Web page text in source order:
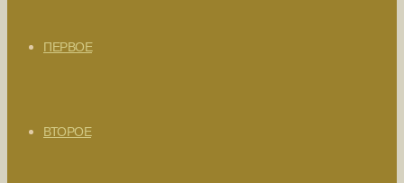
ПЕРВОЕ
ВТОРОЕ